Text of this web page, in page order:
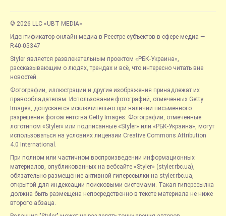
© 2026 LLC «UBT MEDIA»
Идентификатор онлайн-медиа в Реестре субъектов в сфере медиа —
R40-05347
Styler является развлекательным проектом «РБК-Украина»,
рассказывающим о людях, трендах и всё, что интересно читать вне
новостей.
Фотографии, иллюстрации и другие изображения принадлежат их
правообладателям. Использование фотографий, отмеченных Getty
Images, допускается исключительно при наличии письменного
разрешения фотоагентства Getty Images. Фотографии, отмеченные
логотипом «Styler» или подписанные «Styler» или «РБК-Украина», могут
использоваться на условиях лицензии Creative Commons Attribution
4.0 International.
При полном или частичном воспроизведении информационных
материалов, опубликованных на вебсайте «Styler» (styler.rbc.ua),
обязательно размещение активной гиперссылки на styler.rbc.ua,
открытой для индексации поисковыми системами. Такая гиперссылка
должна быть размещена непосредственно в тексте материала не ниже
второго абзаца.